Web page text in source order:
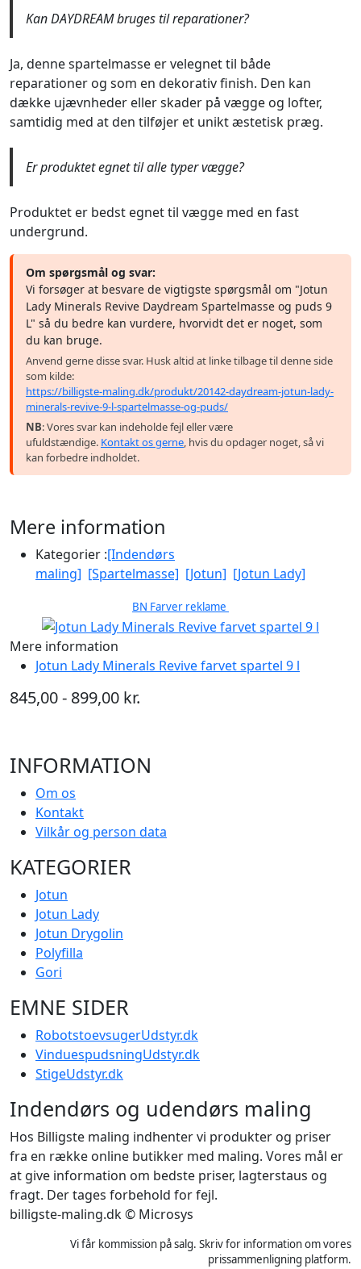
Kan DAYDREAM bruges til reparationer?
Ja, denne spartelmasse er velegnet til både
reparationer og som en dekorativ finish. Den kan
dække ujævnheder eller skader på vægge og lofter,
samtidig med at den tilføjer et unikt æstetisk præg.
Er produktet egnet til alle typer vægge?
Produktet er bedst egnet til vægge med en fast
undergrund.
Om spørgsmål og svar:
Vi forsøger at besvare de vigtigste spørgsmål om "Jotun
Lady Minerals Revive Daydream Spartelmasse og puds 9
L" så du bedre kan vurdere, hvorvidt det er noget, som
du kan bruge.
Anvend gerne disse svar. Husk altid at linke tilbage til denne side
som kilde:
https://billigste-maling.dk/produkt/20142-daydream-jotun-lady-
minerals-revive-9-l-spartelmasse-og-puds/
NB: Vores svar kan indeholde fejl eller være
ufuldstændige. Kontakt os gerne, hvis du opdager noget, så vi
kan forbedre indholdet.
Mere information
Kategorier :[Indendørs
maling] [Spartelmasse] [Jotun] [Jotun Lady]
BN Farver reklame
Mere information
Jotun Lady Minerals Revive farvet spartel 9 l
845,00 - 899,00 kr.
INFORMATION
Om os
Kontakt
Vilkår og person data
KATEGORIER
Jotun
Jotun Lady
Jotun Drygolin
Polyfilla
Gori
EMNE SIDER
RobotstoevsugerUdstyr.dk
VinduespudsningUdstyr.dk
StigeUdstyr.dk
Indendørs og udendørs maling
Hos Billigste maling indhenter vi produkter og priser
fra en række online butikker med maling. Vores mål er
at give information om bedste priser, lagterstaus og
fragt. Der tages forbehold for fejl.
billigste-maling.dk © Microsys
Vi får kommission på salg. Skriv for information om vores
prissammenligning platform.